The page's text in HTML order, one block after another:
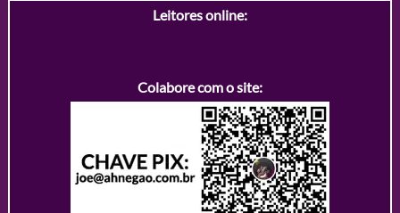
Leitores online:
Colabore com o site: